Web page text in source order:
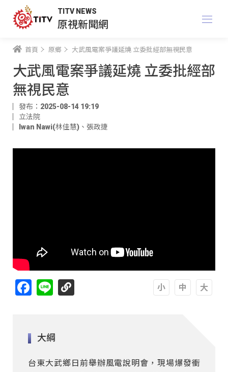
TITV NEWS
原視新聞網
首頁 原鄉 大武風電案爭議延燒 立委批經部無視民意
大武風電案爭議延燒 立委批經部
無視民意
發布：2025-08-14 19:19
立法院
Iwan Nawi(林佳慧) 、 張政捷
Facebook
Line
大綱
台東大武鄉日前舉辦風電說明會，現場爆發衝